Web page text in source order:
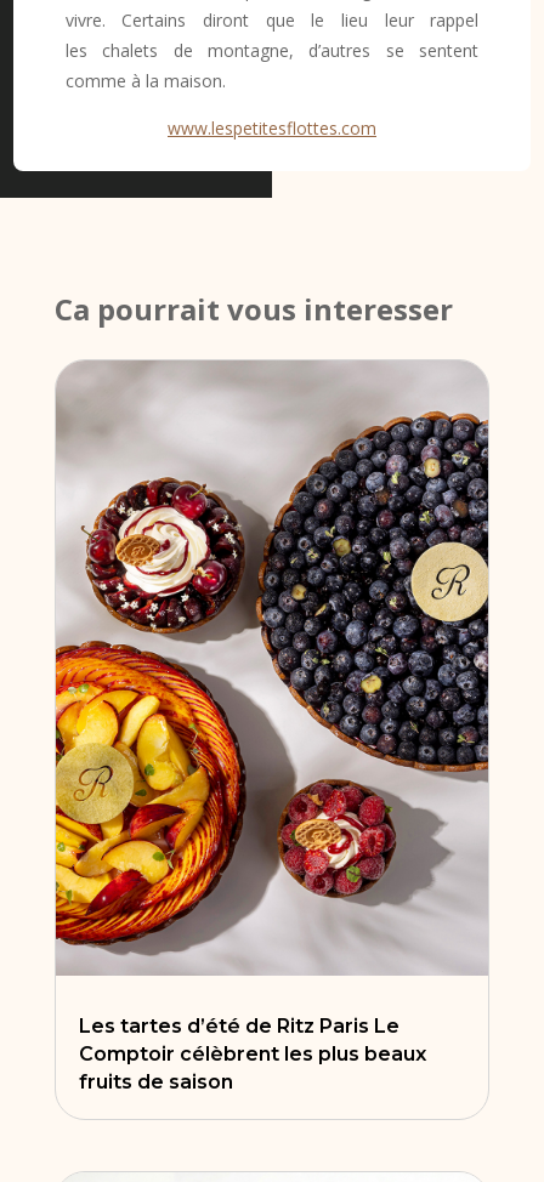
vivre. Certains diront que le lieu leur rappel
les chalets de montagne, d’autres se sentent
comme à la maison.
www.lespetitesflottes.com
Ca pourrait vous interesser
Les tartes d’été de Ritz Paris Le
Comptoir célèbrent les plus beaux
fruits de saison